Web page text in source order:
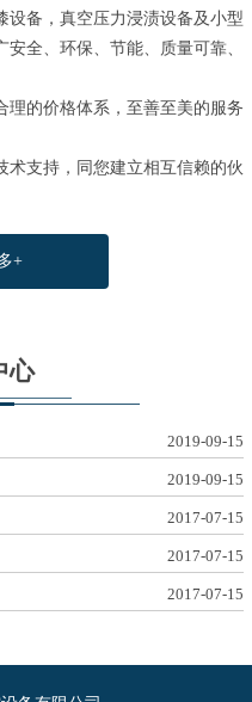
设备，真空压力浸渍设备及小型
全、环保、节能、质量可靠、
理的价格体系，至善至美的服务
术支持，同您建立相互信赖的伙
+
心
2019-09-15
2019-09-15
2017-07-15
2017-07-15
2017-07-15